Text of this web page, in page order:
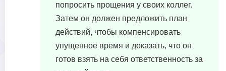
попросить прощения у своих коллег.
Затем он должен предложить план
действий, чтобы компенсировать
упущенное время и доказать, что он
готов взять на себя ответственность за